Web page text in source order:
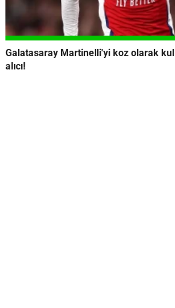
Galatasaray Martinelli'yi koz olarak
alıcı!